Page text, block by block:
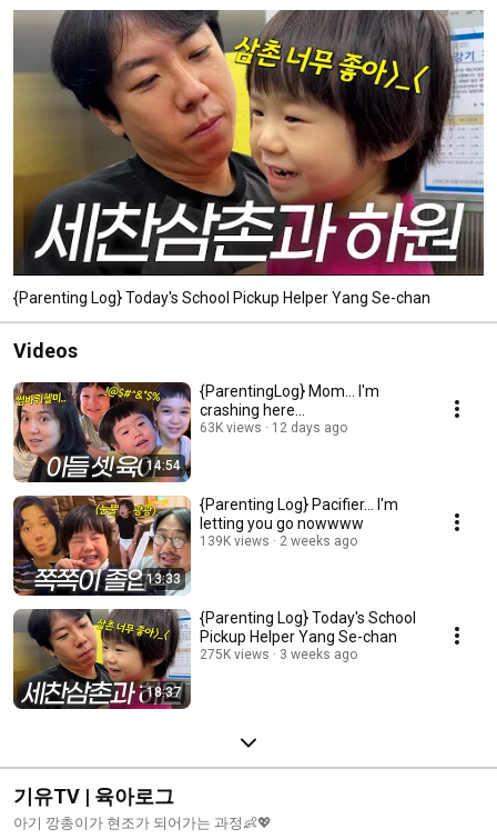
{Parenting Log} Today's School Pickup Helper Yang Se-chan
Videos
14:54
{ParentingLog} Mom... I'm
crashing here...
63K views 12 days ago
13:33
{Parenting Log} Pacifier... I'm
letting you go nowwww
139K views 2 weeks ago
18:37
{Parenting Log} Today's School
Pickup Helper Yang Se-chan
275K views 3 weeks ago
기유TV | 육아로그
아기 깡총이가 현조가 되어가는 과정👶💖